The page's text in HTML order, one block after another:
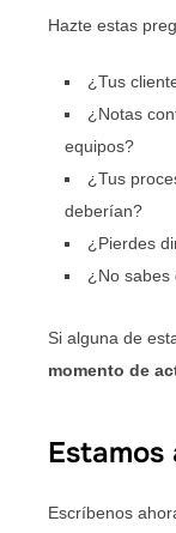
Hazte estas
¿Tus
¿Notas
equipos?
¿Tus
deberían?
¿Pierdes
¿No sabes
Si alguna de
momento de
Escríbenos